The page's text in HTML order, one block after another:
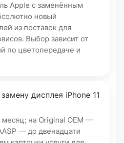
Apple с заменённым
новый
из поставок для
Выбор зависит от
по цветопередаче и
дисплея iPhone 11
на Original OEM —
— до двенадцати